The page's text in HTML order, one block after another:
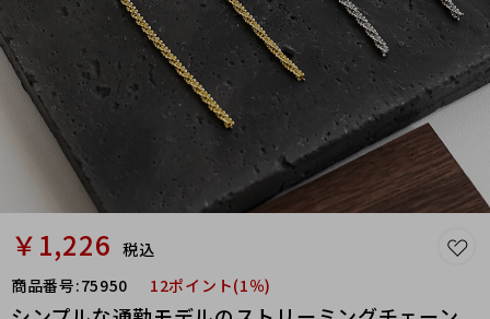
￥1,226 税込
商品番号:75950 12ポイント(1％)